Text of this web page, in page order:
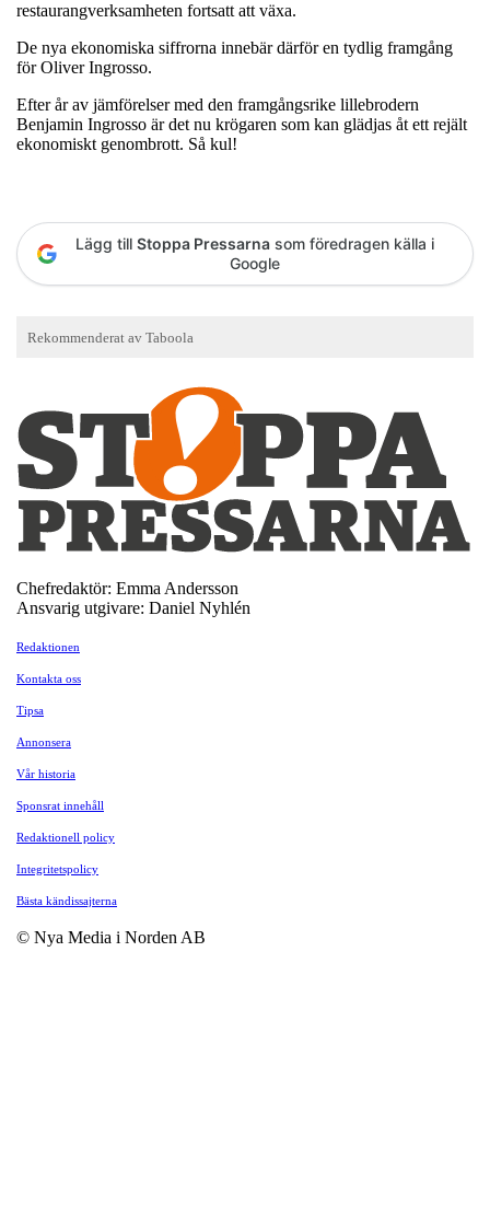
restaurangverksamheten fortsatt att växa.
De nya ekonomiska siffrorna innebär därför en tydlig framgång
för Oliver Ingrosso.
Efter år av jämförelser med den framgångsrike lillebrodern
Benjamin Ingrosso är det nu krögaren som kan glädjas åt ett rejält
ekonomiskt genombrott. Så kul!
Lägg till Stoppa Pressarna som föredragen källa i
Google
Chefredaktör: Emma Andersson
Ansvarig utgivare: Daniel Nyhlén
Redaktionen
Kontakta oss
Tipsa
Annonsera
Vår historia
Sponsrat innehåll
Redaktionell policy
Integritetspolicy
Bästa kändissajterna
© Nya Media i Norden AB